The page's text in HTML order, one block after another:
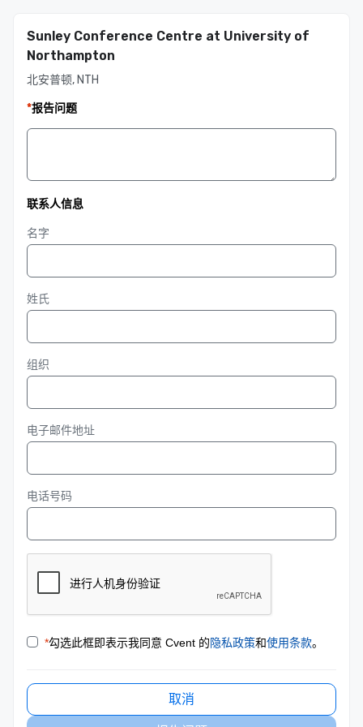
Sunley Conference Centre at University of
Northampton
北安普顿, NTH
*报告问题
联系人信息
名字
姓氏
组织
电子邮件地址
电话号码
*勾选此框即表示我同意 Cvent 的隐私政策和使用条款。
取消